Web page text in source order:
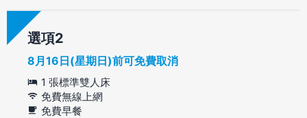
選項
8月16日(星期日)前可免費取消
1 張標準雙人床
免費無線上網
免費早餐